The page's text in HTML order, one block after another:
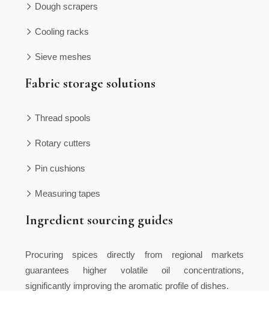
Dough scrapers
Cooling racks
Sieve meshes
Fabric storage solutions
Thread spools
Rotary cutters
Pin cushions
Measuring tapes
Ingredient sourcing guides
Procuring spices directly from regional markets
guarantees higher volatile oil concentrations,
significantly improving the aromatic profile of dishes.